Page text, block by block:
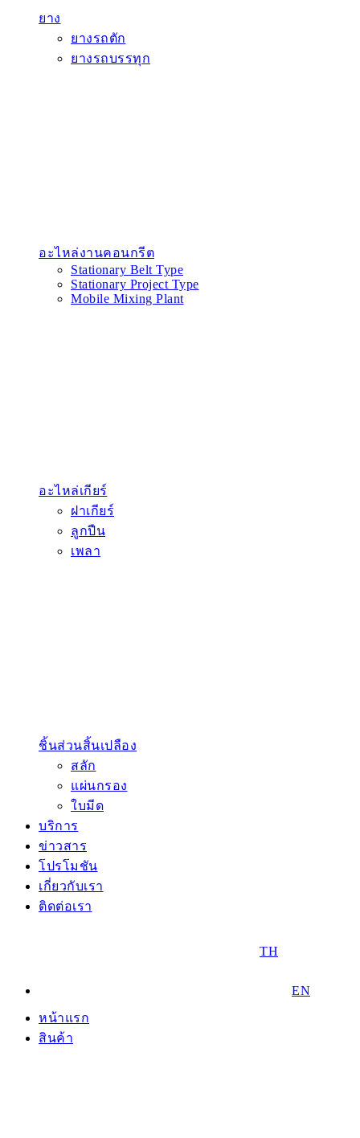
ยาง
ยางรถตัก
ยางรถบรรทุก
อะไหล่งานคอนกรีต
Stationary Belt Type
Stationary Project Type
Mobile Mixing Plant
อะไหล่เกียร์
ฝาเกียร์
ลูกปืน
เพลา
ชิ้นส่วนสิ้นเปลือง
สลัก
แผ่นกรอง
ใบมีด
บริการ
ข่าวสาร
โปรโมชัน
เกี่ยวกับเรา
ติดต่อเรา
TH
EN
หน้าแรก
สินค้า